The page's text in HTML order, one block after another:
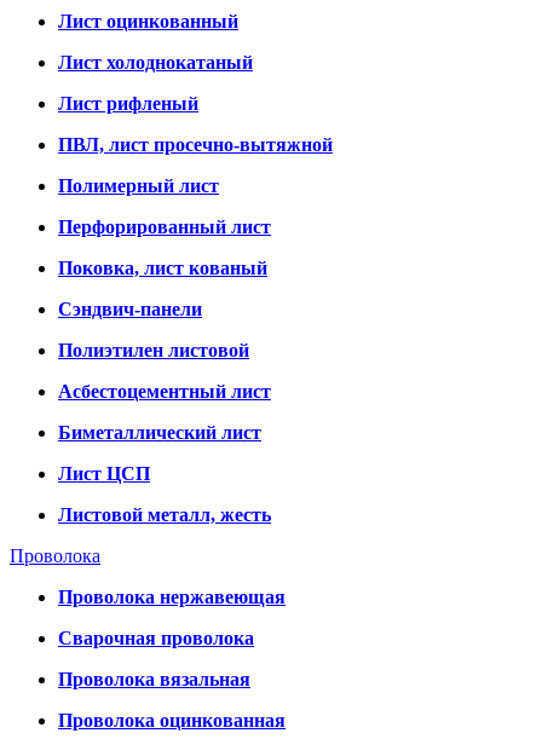
Лист оцинкованный
Лист холоднокатаный
Лист рифленый
ПВЛ, лист просечно-вытяжной
Полимерный лист
Перфорированный лист
Поковка, лист кованый
Сэндвич-панели
Полиэтилен листовой
Асбестоцементный лист
Биметаллический лист
Лист ЦСП
Листовой металл, жесть
Проволока
Проволока нержавеющая
Сварочная проволока
Проволока вязальная
Проволока оцинкованная